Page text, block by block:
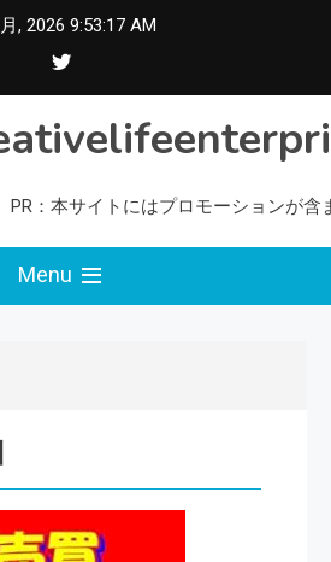
, 2026 9:53:18 AM
PR：本サイトにはプロモーションが含
Menu